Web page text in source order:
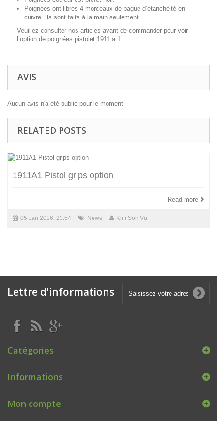
Poignées ont libres 4 morceaux de bague d’étanchéité en
cuivre. Ils sont faits à la main seulement.
Veuillez consulter nos articles avant de commander pour voir
l’option de poignées pistolet 1911 a 1.
AVIS
Aucun avis n'a été publié pour le moment.
RELATED POSTS
1911A1 Pistol grips option
Read more
05 Jan 2016, 23:54 News Kim Son Vu
Lettre d'informations
Catégories
Informations
Mon compte